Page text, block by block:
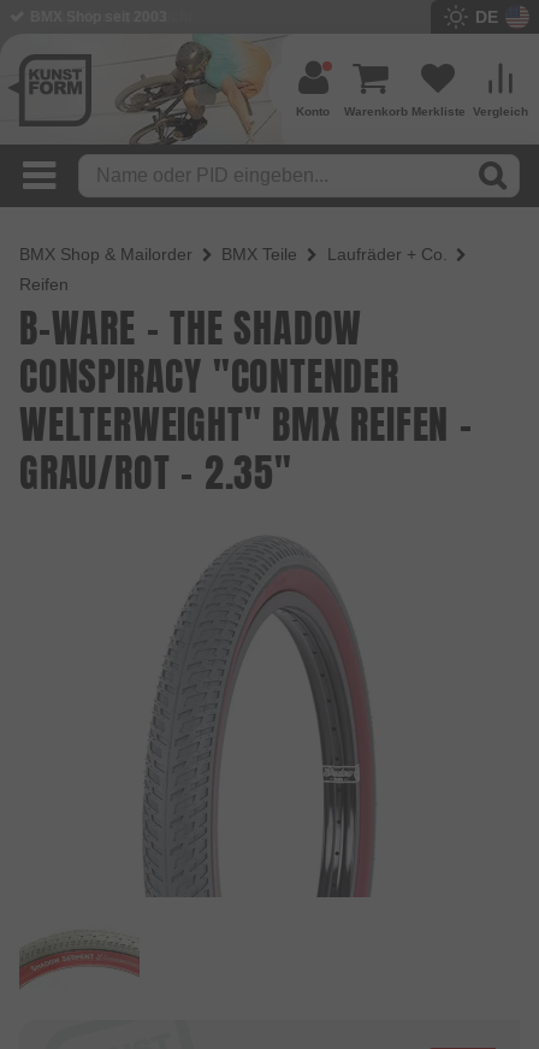
DE
Vergleich
Merkliste
Warenkorb
Konto
BMX Shop & Mailorder BMX Teile
Laufräder + Co.
Reifen
B-WARE - THE SHADOW
CONSPIRACY "CONTENDER
WELTERWEIGHT" BMX REIFEN -
GRAU/ROT - 2.35"